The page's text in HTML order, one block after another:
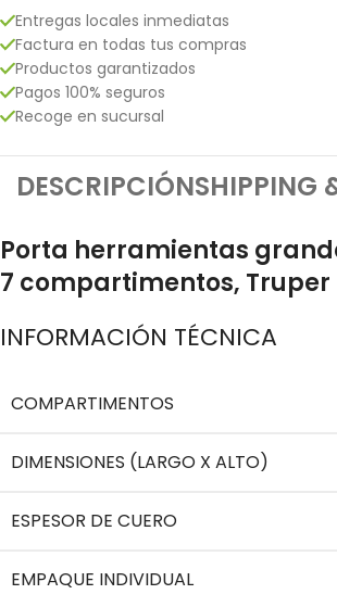
Entregas locales inmediatas
Factura en todas tus compras
Productos garantizados
Pagos 100% seguros
Recoge en sucursal
DESCRIPCIÓNSHIPPING
Porta herramientas
7 compartimentos, Truper
INFORMACIÓN TÉCNICA
COMPARTIMENTOS
DIMENSIONES (LARGO X ALTO)
ESPESOR DE CUERO
EMPAQUE INDIVIDUAL